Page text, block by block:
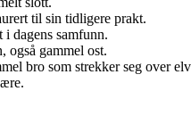
til sin tidligere prakt.
dagens samfunn.
også gammel ost.
bro som strekker seg over